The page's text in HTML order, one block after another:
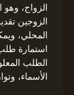
الزواج،
الزوجين
المحلي،
استمارة
الطلب
الأسماء،